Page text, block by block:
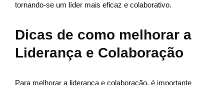
tornando-se um líder mais eficaz e colaborativo.
Dicas de como melhorar a
Liderança e Colaboração
Para melhorar a liderança e colaboração, é importante